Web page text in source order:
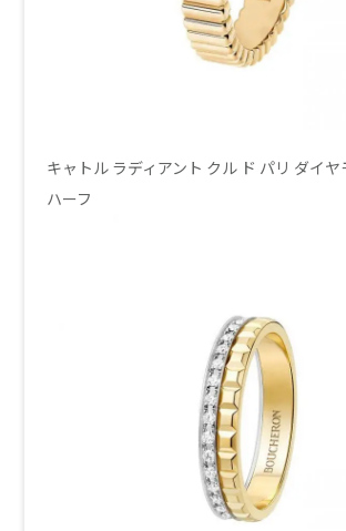
キャトル ラディアント クル ド パリ ダイ
ハーフ